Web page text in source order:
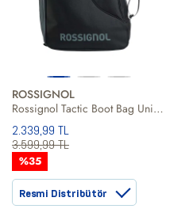
ROSSIGNOL
Rossignol Tactic Boot Bag Unisex Koşu Ayakkabı Çantası
2.339,99 TL
3.599,99 TL
%35
Resmi Distribütör